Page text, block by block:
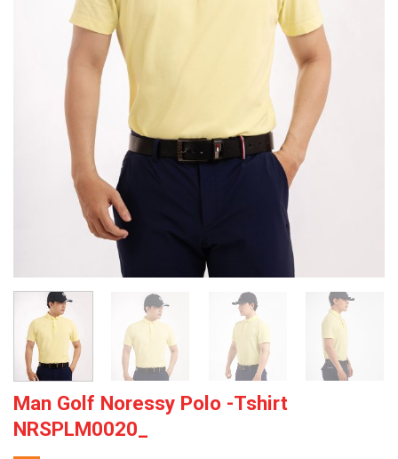
Man Golf Noressy Polo -Tshirt
NRSPLM0020_